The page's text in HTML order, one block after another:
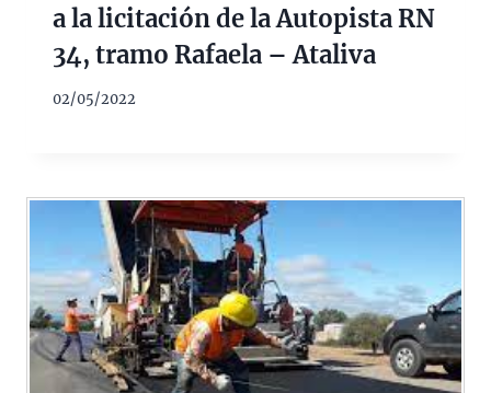
a la licitación de la Autopista RN
34, tramo Rafaela – Ataliva
02/05/2022